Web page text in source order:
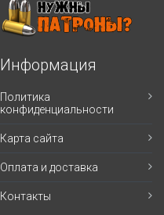
Информация
Политика
конфиденциальности
Карта сайта
Оплата и доставка
Контакты